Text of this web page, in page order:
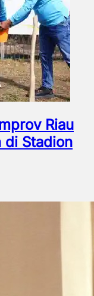
Riau
di Stadion